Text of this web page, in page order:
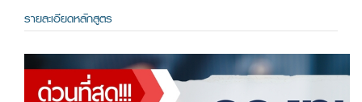
รายละเอียดหลักสูตร